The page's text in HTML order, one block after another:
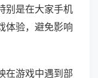
别是在大家手机
体验，避免影响
在游戏中遇到部